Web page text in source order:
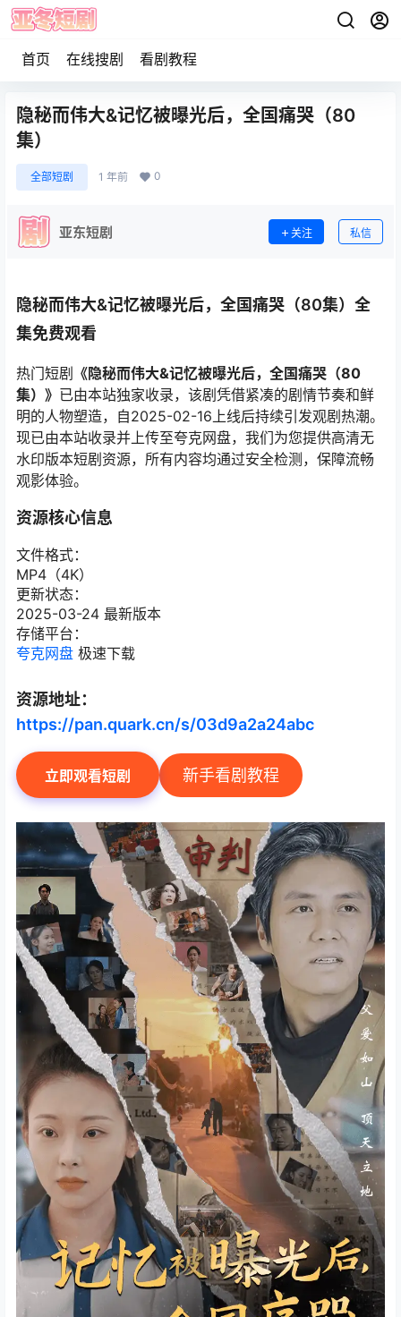
首页 在线搜剧 看剧教程
隐秘而伟大&记忆被曝光后，全国痛哭（80
集）
全部短剧 1 年前 0
亚东短剧 关注 私信
隐秘而伟大&记忆被曝光后，全国痛哭（80集）全
集免费观看
热门短剧 《隐秘而伟大&记忆被曝光后，全国痛哭（80
集）》 已由本站独家收录，该剧凭借紧凑的剧情节奏和鲜
明的人物塑造，自2025-02-16上线后持续引发观剧热潮。
现已由本站收录并上传至夸克网盘，我们为您提供高清无
水印版本短剧资源，所有内容均通过安全检测，保障流畅
观影体验。
资源核心信息
文件格式：
MP4（4K）
更新状态：
2025-03-24 最新版本
存储平台：
夸克网盘 极速下载
资源地址：
https://pan.quark.cn/s/03d9a2a24abc
立即观看短剧 新手看剧教程